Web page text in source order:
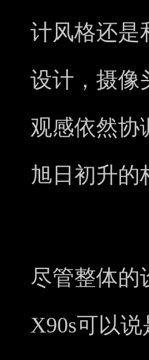
计风格还是
设计，摄像
观感依然协
旭日初升的
尽管整体的
X90s可以